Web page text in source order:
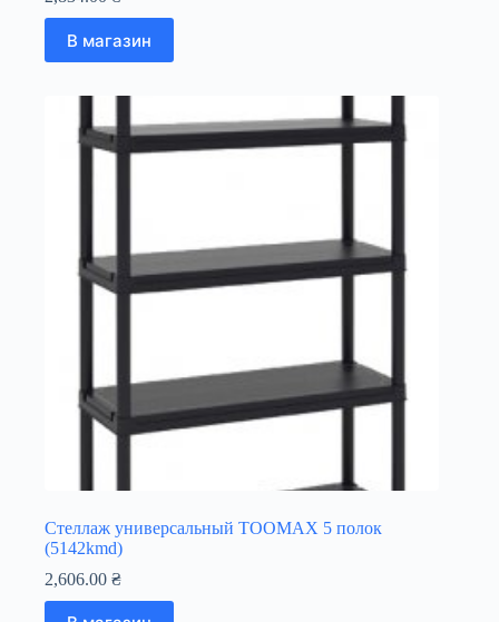
В магазин
Стеллаж универсальный TOOMAX 5 полок
(5142kmd)
2,606.00 ₴